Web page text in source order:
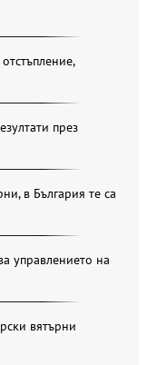
през
в България те са
управлението на
вятърни